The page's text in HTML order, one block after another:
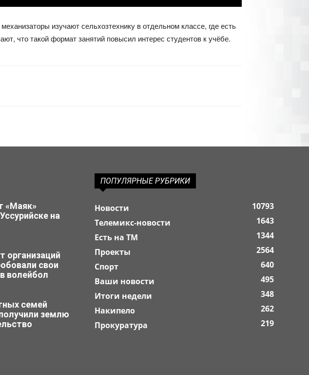
изучают сельхозтехнику в отдельном классе, где есть
что такой формат занятий повысил интерес студентов к учёбе.
«Маяк»
на
организаций
свои
волейбол
семей
землю
ПОПУЛЯРНЫЕ РУБРИКИ
Новости
10793
Телемикс-новости
1643
Есть на ТМ
1344
Проекты
2564
Спорт
640
Ваши новости
495
Итоги недели
348
Накипело
262
Прокуратура
219